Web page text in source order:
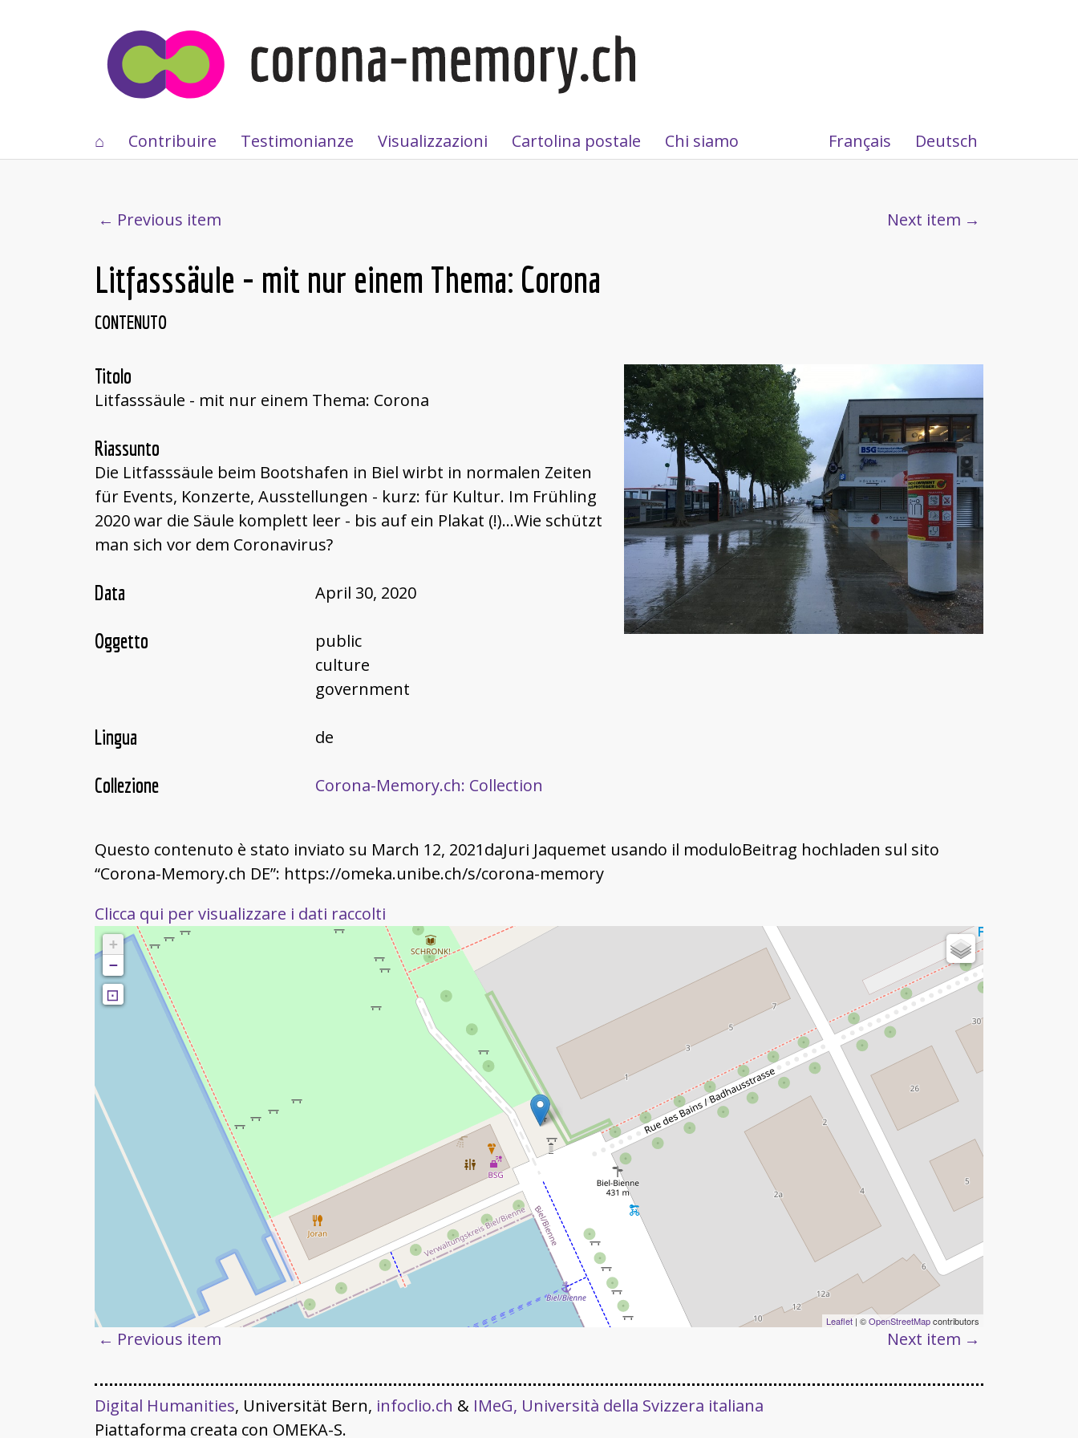
⌂ Contribuire Testimonianze Visualizzazioni Cartolina postale Chi siamo Français Deutsch
Previous item Next item
Litfasssäule - mit nur einem Thema: Corona
CONTENUTO
Titolo
Litfasssäule - mit nur einem Thema: Corona
Riassunto
Die Litfasssäule beim Bootshafen in Biel wirbt in normalen Zeiten
für Events, Konzerte, Ausstellungen - kurz: für Kultur. Im Frühling
2020 war die Säule komplett leer - bis auf ein Plakat (!)...Wie schützt
man sich vor dem Coronavirus?
Data April 30, 2020
Oggetto
public
culture
government
Lingua de
Collezione Corona-Memory.ch: Collection
Questo contenuto è stato inviato su March 12, 2021daJuri Jaquemet usando il moduloBeitrag hochladen sul sito
“Corona-Memory.ch DE”: https://omeka.unibe.ch/s/corona-memory
Clicca qui per visualizzare i dati raccolti
+
−
⊡
Leaflet | ©OpenStreetMapcontributors
Previous item Next item
Digital Humanities, Universität Bern, infoclio.ch & IMeG, Università della Svizzera italiana
Piattaforma creata con OMEKA-S.